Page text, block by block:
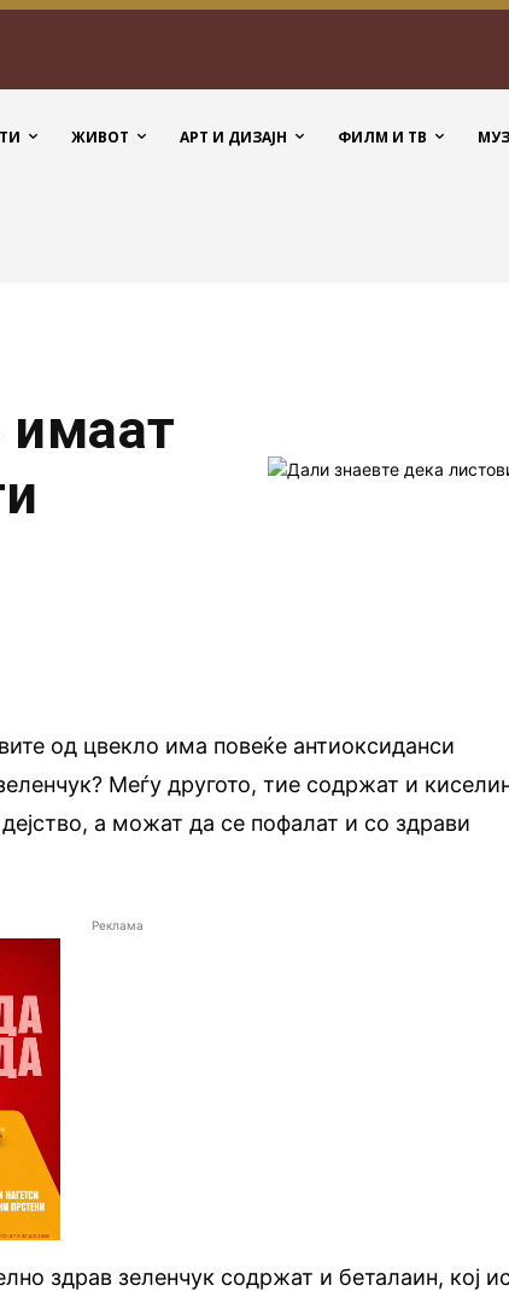
ЖИВОТ АРТ И ДИЗАЈН ФИЛМ И ТВ
имаат
од цвекло има повеќе антиоксиданси
Меѓу другото, тие содржат и
а можат да се пофалат и со здрави
Реклама
здрав зеленчук содржат и беталаин, кој